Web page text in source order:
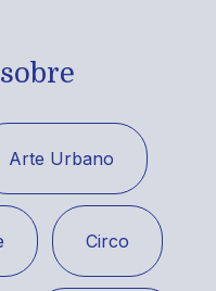
Arte Urbano
Circo